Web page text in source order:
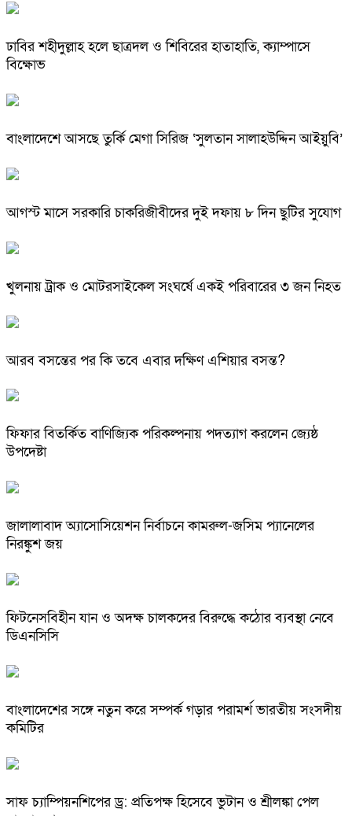
ঢাবির শহীদুল্লাহ হলে ছাত্রদল ও শিবিরের হাতাহাতি, ক্যাম্পাসে
বিক্ষোভ
বাংলাদেশে আসছে তুর্কি মেগা সিরিজ ‘সুলতান সালাহউদ্দিন আইয়ুবি’
আগস্ট মাসে সরকারি চাকরিজীবীদের দুই দফায় ৮ দিন ছুটির সুযোগ
খুলনায় ট্রাক ও মোটরসাইকেল সংঘর্ষে একই পরিবারের ৩ জন নিহত
আরব বসন্তের পর কি তবে এবার দক্ষিণ এশিয়ার বসন্ত?
ফিফার বিতর্কিত বাণিজ্যিক পরিকল্পনায় পদত্যাগ করলেন জ্যেষ্ঠ
উপদেষ্টা
জালালাবাদ অ্যাসোসিয়েশন নির্বাচনে কামরুল-জসিম প্যানেলের
নিরঙ্কুশ জয়
ফিটনেসবিহীন যান ও অদক্ষ চালকদের বিরুদ্ধে কঠোর ব্যবস্থা নেবে
ডিএনসিসি
বাংলাদেশের সঙ্গে নতুন করে সম্পর্ক গড়ার পরামর্শ ভারতীয় সংসদীয়
কমিটির
সাফ চ্যাম্পিয়নশিপের ড্র: প্রতিপক্ষ হিসেবে ভুটান ও শ্রীলঙ্কা পেল